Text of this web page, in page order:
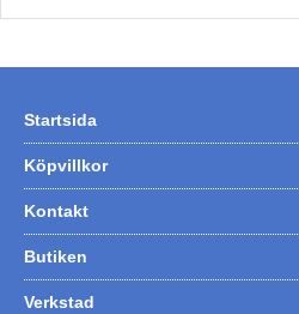
Startsida
Köpvillkor
Kontakt
Butiken
Verkstad